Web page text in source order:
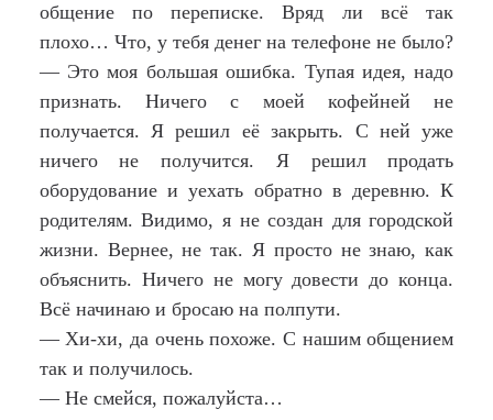
общение по переписке. Вряд ли всё так
плохо… Что, у тебя денег на телефоне не было?
— Это моя большая ошибка. Тупая идея, надо
признать. Ничего с моей кофейней не
получается. Я решил её закрыть. С ней уже
ничего не получится. Я решил продать
оборудование и уехать обратно в деревню. К
родителям. Видимо, я не создан для городской
жизни. Вернее, не так. Я просто не знаю, как
объяснить. Ничего не могу довести до конца.
Всё начинаю и бросаю на полпути.
— Хи-хи, да очень похоже. С нашим общением
так и получилось.
— Не смейся, пожалуйста…